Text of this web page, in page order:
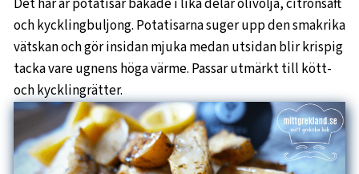
Det här är potatisar bakade i lika delar olivolja, citronsaft
och kycklingbuljong. Potatisarna suger upp den smakrika
vätskan och gör insidan mjuka medan utsidan blir krispig
tacka vare ugnens höga värme. Passar utmärkt till kött-
och kycklingrätter.